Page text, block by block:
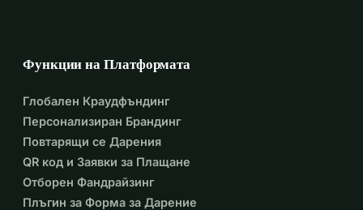
Функции на Платформата
Глобален Краудфъндинг
Персонализиран Брандинг
Повтарящи се Дарения
QR код и Заявки за Плащане
Отборен Фандрайзинг
Плъгин за Форма за Дарение